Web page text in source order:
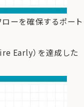
ローを確保するポート
Early）を達成した